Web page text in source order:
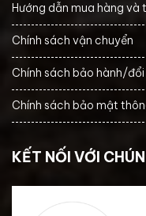
Hướng dẫn mua hàng và
Chính sách vận chuyển
Chính sách bảo hành/
Chính sách bảo mật
KẾT NỐI VỚI